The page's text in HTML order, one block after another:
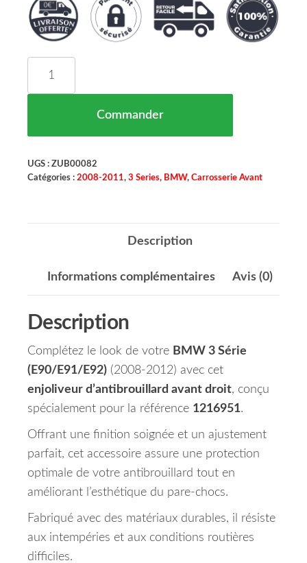
Commander
UGS : ZUB00082
Catégories : 2008-2011, 3 Series, BMW, Carrosserie Avant
Description
Informations complémentaires Avis (0)
Description
Complétez le look de votre BMW 3 Série
(E90/E91/E92) (2008-2012) avec cet
enjoliveur d’antibrouillard avant droit, conçu
spécialement pour la référence 1216951.
Offrant une finition soignée et un ajustement
parfait, cet accessoire assure une protection
optimale de votre antibrouillard tout en
améliorant l’esthétique du pare-chocs.
Fabriqué avec des matériaux durables, il résiste
aux intempéries et aux conditions routières
difficiles.